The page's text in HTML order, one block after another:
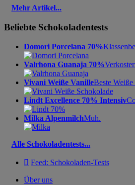
Mehr Artikel...
Beliebte Schokoladentests
Domori Porcelana 70%
Valrhona Guanaja 70%
Vivani Weiße VanilleBeste
Lindt Excellence 70% Intensiv
Milka AlpenmilchMuh.
Alle Schokoladentests...
 Feed: Schokoladen-Tests
Über uns